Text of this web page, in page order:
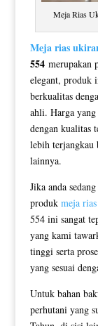
Meja Rias
Meja rias
554merupakan
elegant, produk
berkualitas
ahli. Harga
dengan kualitas
lebih terjangkau
lainnya.
Jika anda
produk meja
554 ini sangat
yang kami
tinggi serta
yang sesuai
Untuk bahan
perhutani yang